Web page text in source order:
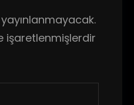
işaretlenmişlerdir